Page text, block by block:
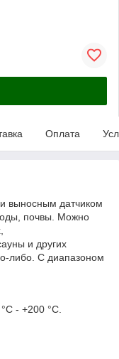
Оплата
выносным датчиком
почвы. Можно
и других
либо. С диапазоном
- +200 °C.